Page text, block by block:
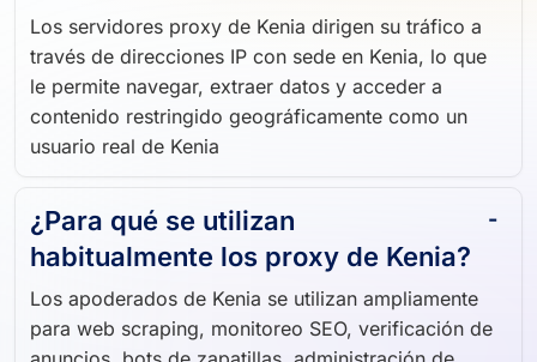
Los servidores proxy de Kenia dirigen su tráfico a
través de direcciones IP con sede en Kenia, lo que
le permite navegar, extraer datos y acceder a
contenido restringido geográficamente como un
usuario real de Kenia
¿Para qué se utilizan
habitualmente los proxy de Kenia?
Los apoderados de Kenia se utilizan ampliamente
para web scraping, monitoreo SEO, verificación de
anuncios, bots de zapatillas, administración de